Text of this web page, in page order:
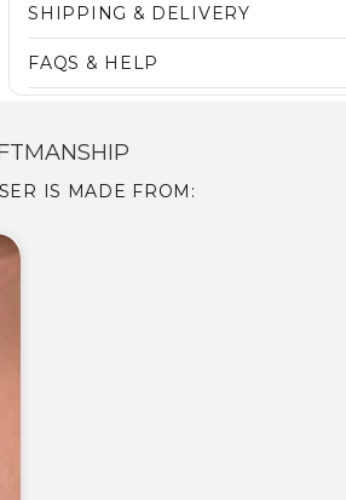
SHIPPING & DELIVERY
FAQS & HELP
IS MADE FROM: